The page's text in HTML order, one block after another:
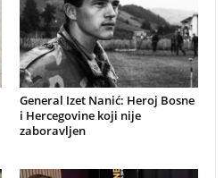
General Izet Nanić: Heroj Bosne
i Hercegovine koji nije
zaboravljen